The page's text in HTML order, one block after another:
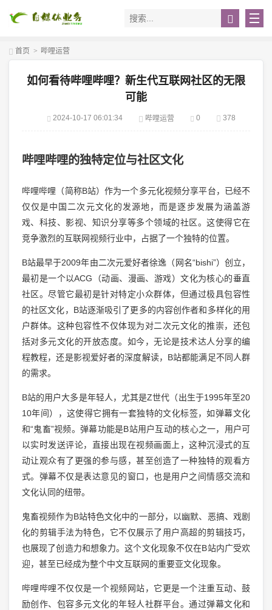
首页 > 哔哩运营
如何看待哔哩哔哩？新生代互联网社区的无限
可能
2024-10-17 06:01:34 哔哩运营 0 378
哔哩哔哩的独特定位与社区文化
哔哩哔哩（简称B站）作为一个多元化视频分享平台，已经不
仅仅是中国二次元文化的发源地，而是逐步发展为涵盖游
戏、科技、影视、知识分享等多个领域的社区。这使得它在
竞争激烈的互联网视频行业中，占据了一个独特的位置。
B站最早于2009年由二次元爱好者徐逸（网名“bishi”）创立，
最初是一个以ACG（动画、漫画、游戏）文化为核心的垂直
社区。尽管它最初是针对特定小众群体，但通过极具包容性
的社区文化，B站逐渐吸引了更多的内容创作者和多样化的用
户群体。这种包容性不仅体现为对二次元文化的推崇，还包
括对多元文化的开放态度。如今，无论是技术达人分享的编
程教程，还是影视爱好者的深度解读，B站都能满足不同人群
的需求。
B站的用户大多是年轻人，尤其是Z世代（出生于1995年至20
10年间），这使得它拥有一套独特的文化标签，如弹幕文化
和“鬼畜”视频。弹幕功能是B站用户互动的核心之一，用户可
以实时发送评论，直接出现在视频画面上，这种沉浸式的互
动让观众有了更强的参与感，甚至创造了一种独特的观看方
式。弹幕不仅是表达意见的窗口，也是用户之间情感交流和
文化认同的纽带。
鬼畜视频作为B站特色文化中的一部分，以幽默、恶搞、戏剧
化的剪辑手法为特色，它不仅展示了用户高超的剪辑技巧，
也展现了创造力和想象力。这个文化现象不仅在B站内广受欢
迎，甚至已经成为整个中文互联网的重要亚文化现象。
哔哩哔哩不仅仅是一个视频网站，它更是一个注重互动、鼓
励创作、包容多元文化的年轻人社群平台。通过弹幕文化和